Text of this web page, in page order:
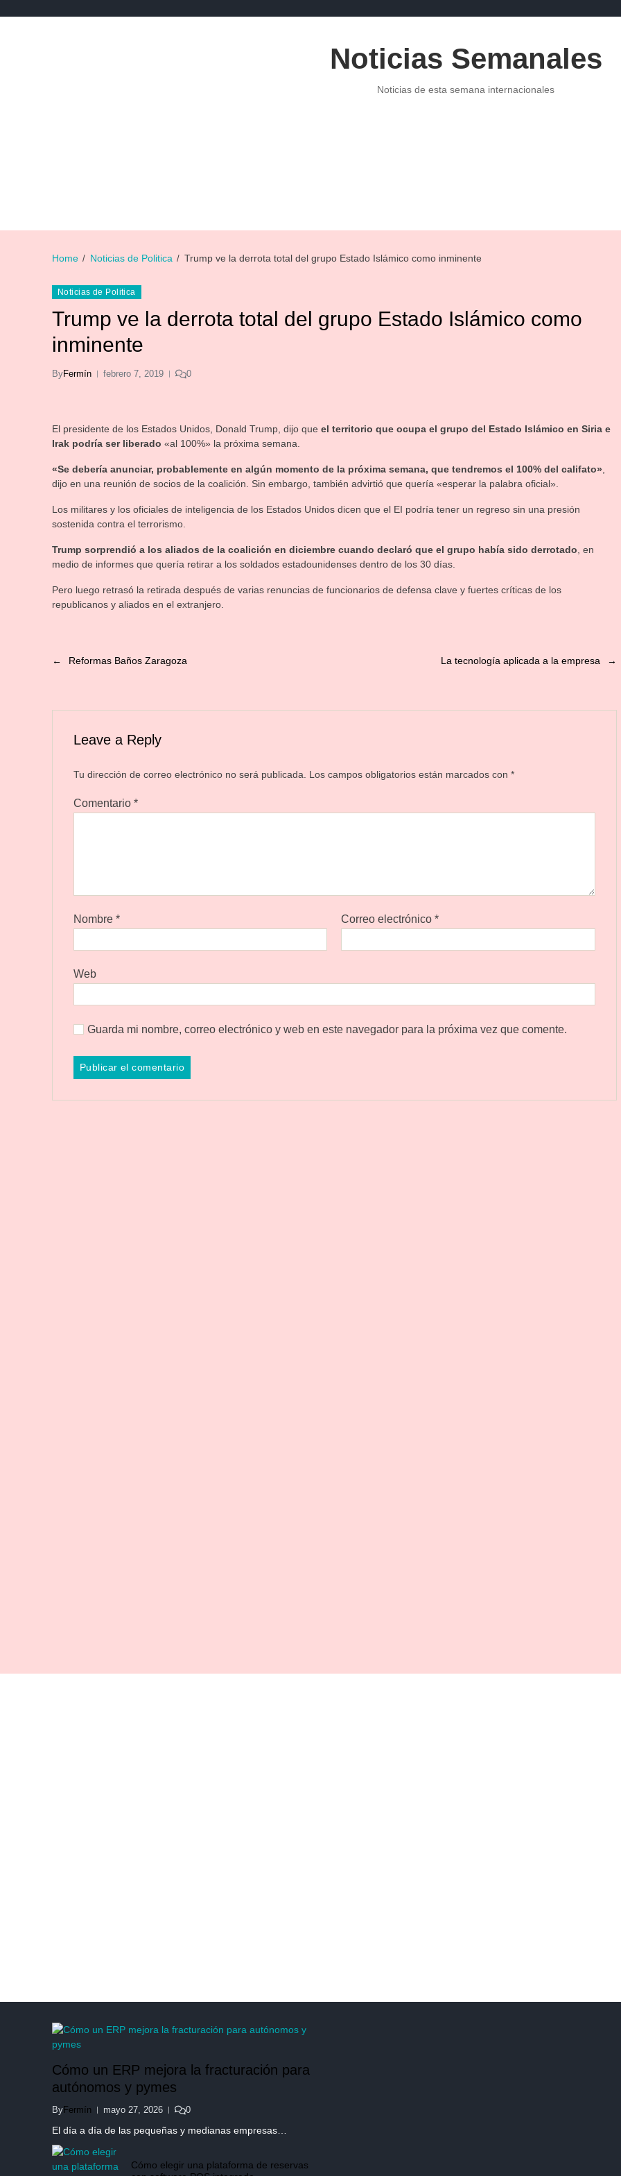
Noticias Semanales
Noticias de esta semana internacionales
Home Noticias de Politica Trump ve la derrota total del grupo Estado Islámico como inminente
Noticias de Politica
Trump ve la derrota total del grupo Estado Islámico como
inminente
ByFermín febrero 7, 2019 0
El presidente de los Estados Unidos, Donald Trump, dijo que el territorio que ocupa el grupo del Estado Islámico en Siria e
Irak podría ser liberado «al 100%» la próxima semana.
«Se debería anunciar, probablemente en algún momento de la próxima semana, que tendremos el 100% del califato»
dijo en una reunión de socios de la coalición. Sin embargo, también advirtió que quería «esperar la palabra oficial».
Los militares y los oficiales de inteligencia de los Estados Unidos dicen que el EI podría tener un regreso sin una presión
sostenida contra el terrorismo.
Trump sorprendió a los aliados de la coalición en diciembre cuando declaró que el grupo había sido derrotado , en
medio de informes que quería retirar a los soldados estadounidenses dentro de los 30 días.
Pero luego retrasó la retirada después de varias renuncias de funcionarios de defensa clave y fuertes críticas de los
republicanos y aliados en el extranjero.
← Reformas Baños Zaragoza →
La tecnología aplicada a la empresa
Leave a Reply
Tu dirección de correo electrónico no será publicada. Los campos obligatorios están marcados con *
Comentario *
Nombre * Correo electrónico*
Web
Guarda mi nombre, correo electrónico y web en este navegador para la próxima vez que comente.
Cómo un ERP mejora la fracturación para
autónomos y pymes
ByFermín mayo 27, 2026 0
El día a día de las pequeñas y medianas empresas…
Cómo elegir una plataforma de reservas